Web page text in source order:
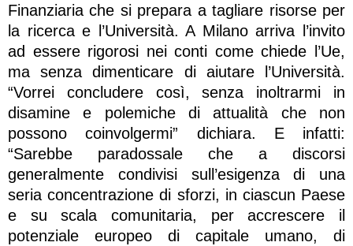
Finanziaria che si prepara a tagliare risorse per
la ricerca e l’Università. A Milano arriva l’invito
ad essere rigorosi nei conti come chiede l’Ue,
ma senza dimenticare di aiutare l’Università.
“Vorrei concludere così, senza inoltrarmi in
disamine e polemiche di attualità che non
possono coinvolgermi” dichiara. E infatti:
“Sarebbe paradossale che a discorsi
generalmente condivisi sull’esigenza di una
seria concentrazione di sforzi, in ciascun Paese
e su scala comunitaria, per accrescere il
potenziale europeo di capitale umano, di